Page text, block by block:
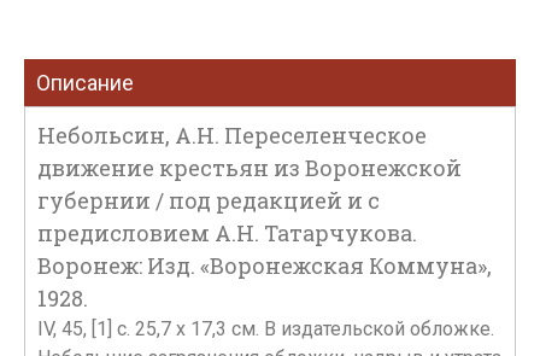
Описание
Небольсин, А.Н. Переселенческое
движение крестьян из Воронежской
губернии / под редакцией и с
предисловием А.Н. Татарчукова.
Воронеж: Изд. «Воронежская Коммуна»,
1928.
IV, 45, [1] с. 25,7 х 17,3 см. В издательской обложке.